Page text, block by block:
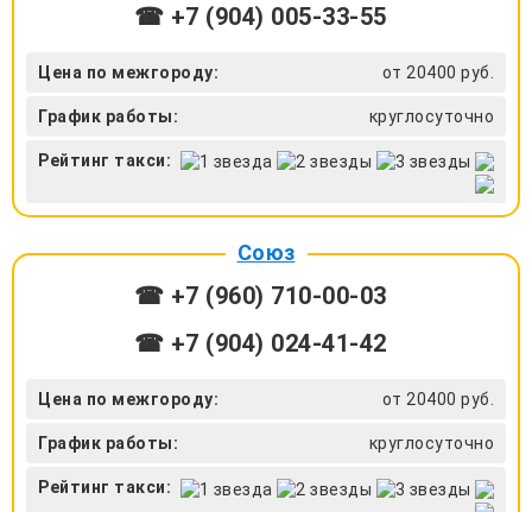
☎ +7 (904) 005-33-55
Цена по межгороду: от 20400 руб.
График работы: круглосуточно
Рейтинг такси:
Союз
☎ +7 (960) 710-00-03
☎ +7 (904) 024-41-42
Цена по межгороду: от 20400 руб.
График работы: круглосуточно
Рейтинг такси: